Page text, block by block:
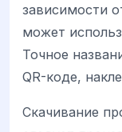
зависимости
может
Точное
QR-коде,
Скачивание